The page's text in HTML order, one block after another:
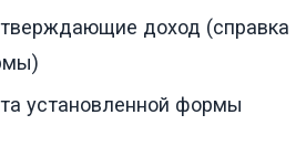
доход
установленной формы